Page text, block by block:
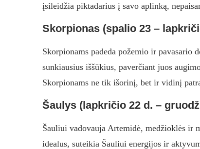
įsileidžia piktadarius į savo aplinką,
Skorpionas (spalio 23 –
Skorpionams padeda požemio ir pavasario
sunkiausius iššūkius, paverčiant juos
Skorpionams ne tik išorinį, bet ir vidinį
Šaulys (lapkričio 22 d. –
Šauliui vadovauja Artemidė, medžioklės ir
idealus, suteikia Šauliui energijos ir